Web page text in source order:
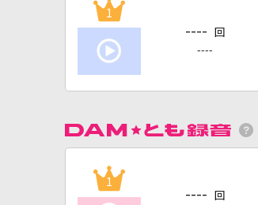
1
---- 回
----
1
---- 回